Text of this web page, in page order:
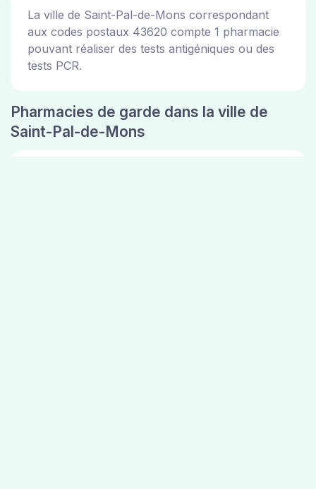
La ville de Saint-Pal-de-Mons correspondant
aux codes postaux 43620 compte 1 pharmacie
pouvant réaliser des tests antigéniques ou des
tests PCR.
Pharmacies de garde dans la ville de
Saint-Pal-de-Mons